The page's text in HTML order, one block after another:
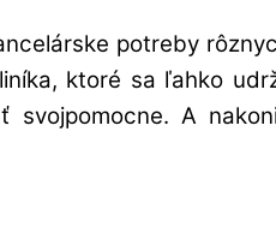
potreby
ktoré sa ľahko
svojpomocne. A